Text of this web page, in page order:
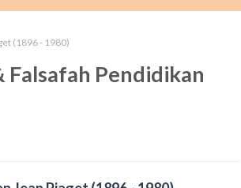
(1896 - 1980)
Falsafah Pendidikan